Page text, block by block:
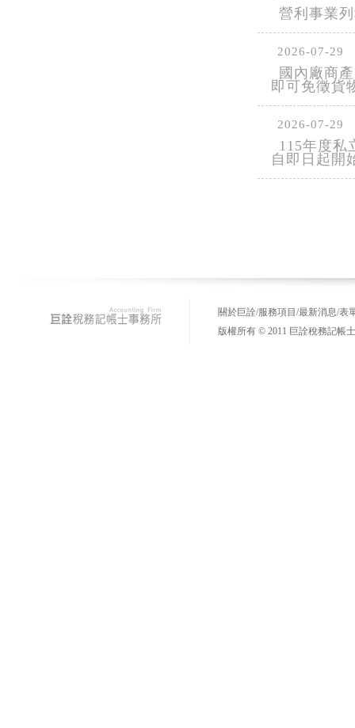
營利事業
2026-07-29
國內廠商
即可免徵貨
2026-07-29
115年度私
自即日起開
關於巨詮/服務項目 /最新消息/表
版權所有 © 2011 巨詮稅務記帳